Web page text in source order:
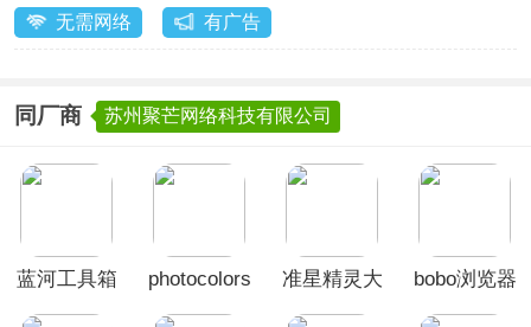
无需网络 有广告
同厂商 苏州聚芒网络科技有限公司
蓝河工具箱 photocolors
准星精灵大
bobo浏览器